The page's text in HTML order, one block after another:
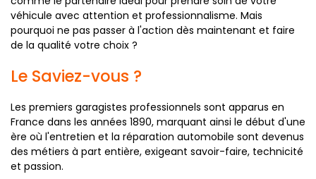
véhicule avec attention et professionnalisme. Mais
pourquoi ne pas passer à l'action dès maintenant et faire
de la qualité votre choix ?
Le Saviez-vous ?
Les premiers garagistes professionnels sont apparus en
France dans les années 1890, marquant ainsi le début d'une
ère où l'entretien et la réparation automobile sont devenus
des métiers à part entière, exigeant savoir-faire, technicité
et passion.